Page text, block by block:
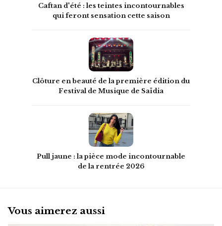
Caftan d'été : les teintes incontournables
qui feront sensation cette saison
Clôture en beauté de la première édition du
Festival de Musique de Saïdia
Pull jaune : la pièce mode incontournable
de la rentrée 2026
Vous aimerez aussi